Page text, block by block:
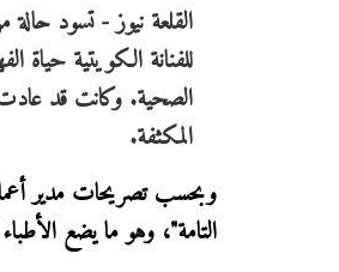
القلعة نيوز - تسود
للفنانة الكويتية حياة
الصحية. وكانت قد
المكثفة.
وبحسب تصريحات مدير
التامة"، وهو ما يضع